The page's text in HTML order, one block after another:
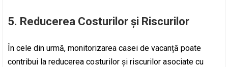
5. Reducerea Costurilor și Riscurilor
În cele din urmă, monitorizarea casei de vacanță poate
contribui la reducerea costurilor și riscurilor asociate cu